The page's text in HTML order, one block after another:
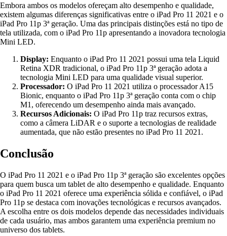
Embora ambos os modelos ofereçam alto desempenho e qualidade,
existem algumas diferenças significativas entre o iPad Pro 11 2021 e o
iPad Pro 11p 3ª geração. Uma das principais distinções está no tipo de
tela utilizada, com o iPad Pro 11p apresentando a inovadora tecnologia
Mini LED.
Display: Enquanto o iPad Pro 11 2021 possui uma tela Liquid
Retina XDR tradicional, o iPad Pro 11p 3ª geração adota a
tecnologia Mini LED para uma qualidade visual superior.
Processador: O iPad Pro 11 2021 utiliza o processador A15
Bionic, enquanto o iPad Pro 11p 3ª geração conta com o chip
M1, oferecendo um desempenho ainda mais avançado.
Recursos Adicionais: O iPad Pro 11p traz recursos extras,
como a câmera LiDAR e o suporte a tecnologias de realidade
aumentada, que não estão presentes no iPad Pro 11 2021.
Conclusão
O iPad Pro 11 2021 e o iPad Pro 11p 3ª geração são excelentes opções
para quem busca um tablet de alto desempenho e qualidade. Enquanto
o iPad Pro 11 2021 oferece uma experiência sólida e confiável, o iPad
Pro 11p se destaca com inovações tecnológicas e recursos avançados.
A escolha entre os dois modelos depende das necessidades individuais
de cada usuário, mas ambos garantem uma experiência premium no
universo dos tablets.